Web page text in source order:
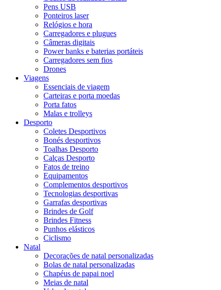
Pens USB
Ponteiros laser
Relógios e hora
Carregadores e plugues
Câmeras digitais
Power banks e baterias portáteis
Carregadores sem fios
Drones
Viagens
Essenciais de viagem
Carteiras e porta moedas
Porta fatos
Malas e trolleys
Desporto
Coletes Desportivos
Bonés desportivos
Toalhas Desporto
Calças Desporto
Fatos de treino
Equipamentos
Complementos desportivos
Tecnologias desportivas
Garrafas desportivas
Brindes de Golf
Brindes Fitness
Punhos elásticos
Ciclismo
Natal
Decorações de natal personalizadas
Bolas de natal personalizadas
Chapéus de papai noel
Meias de natal